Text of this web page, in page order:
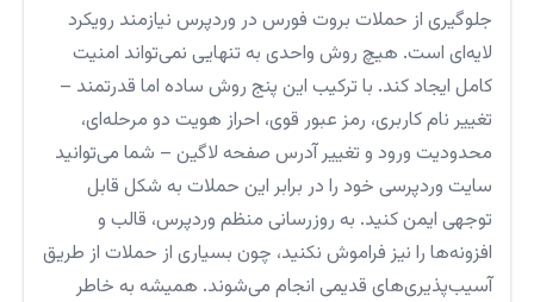
جلوگیری از حملات بروت فورس در وردپرس نیازمند رویکرد
لایه‌ای است. هیچ روش واحدی به تنهایی نمی‌تواند امنیت
کامل ایجاد کند. با ترکیب این پنج روش ساده اما قدرتمند –
تغییر نام کاربری، رمز عبور قوی، احراز هویت دو مرحله‌ای،
محدودیت ورود و تغییر آدرس صفحه لاگین – شما می‌توانید
سایت وردپرسی خود را در برابر این حملات به شکل قابل
توجهی ایمن کنید. به روزرسانی منظم وردپرس، قالب و
افزونه‌ها را نیز فراموش نکنید، چون بسیاری از حملات از طریق
آسیب‌پذیری‌های قدیمی انجام می‌شوند. همیشه به خاطر